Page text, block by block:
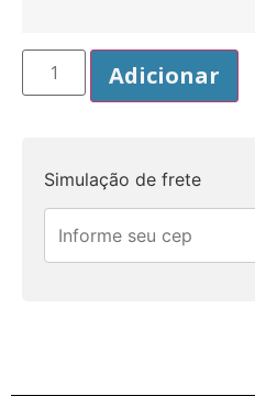
Adicionar
Simulação de frete